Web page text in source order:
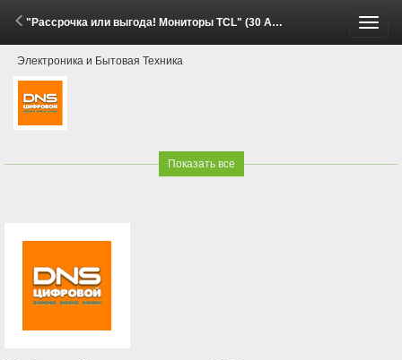
"Рассрочка или выгода! Мониторы TCL" (30 Апреля - 1 Июня 2026)
Электроника и Бытовая Техника
Показать все